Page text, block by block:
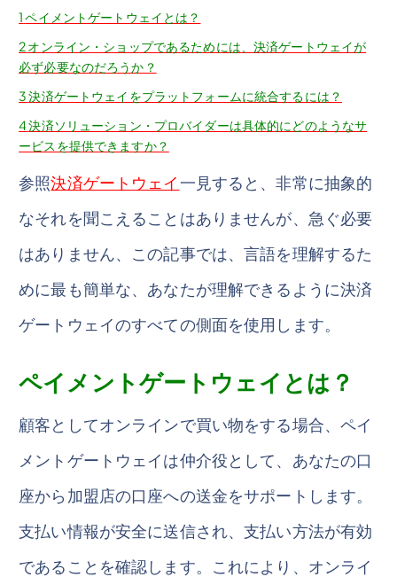
1ペイメントゲートウェイとは？
2オンライン・ショップであるためには、決済ゲートウェイが
必ず必要なのだろうか？
3決済ゲートウェイをプラットフォームに統合するには？
4決済ソリューション・プロバイダーは具体的にどのようなサ
ービスを提供できますか？
参照決済ゲートウェイ一見すると、非常に抽象的
なそれを聞こえることはありませんが、急ぐ必要
はありません、この記事では、言語を理解するた
めに最も簡単な、あなたが理解できるように決済
ゲートウェイのすべての側面を使用します。
ペイメントゲートウェイとは？
顧客としてオンラインで買い物をする場合、ペイ
メントゲートウェイは仲介役として、あなたの口
座から加盟店の口座への送金をサポートします。
支払い情報が安全に送信され、支払い方法が有効
であることを確認します。これにより、オンライ